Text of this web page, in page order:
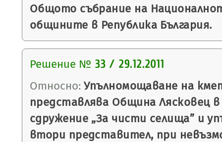
Общото събрание на
общините в Република България.
Решение № 33 / 29.12.2011
Относно: Упълномощаване на
представлява Община Лясковец в
сдружение „За чисти селища” и
втори представител, при